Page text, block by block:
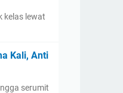
kelas lewat
Kali, Anti
serumit